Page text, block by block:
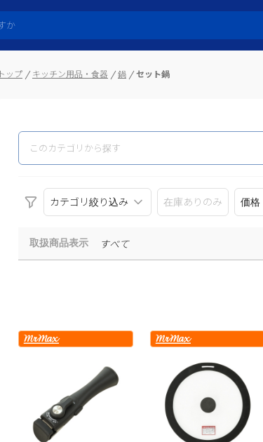
トップ キッチン用品・食器 鍋 セット鍋
カテゴリ絞り込み 在庫ありのみ 価格
取扱商品表示 すべて